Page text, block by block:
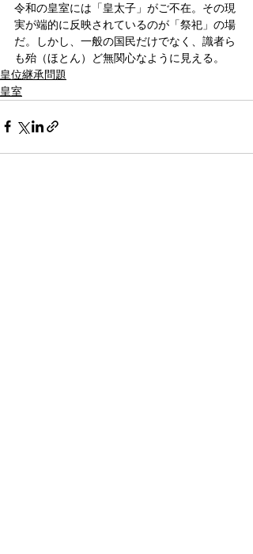
令和の皇室には「皇太子」がご不在。その現
実が端的に反映されているのが「祭祀」の場
だ。しかし、一般の国民だけでなく、識者ら
も殆（ほとん）ど無関心なように見える。
皇位継承問題
皇室